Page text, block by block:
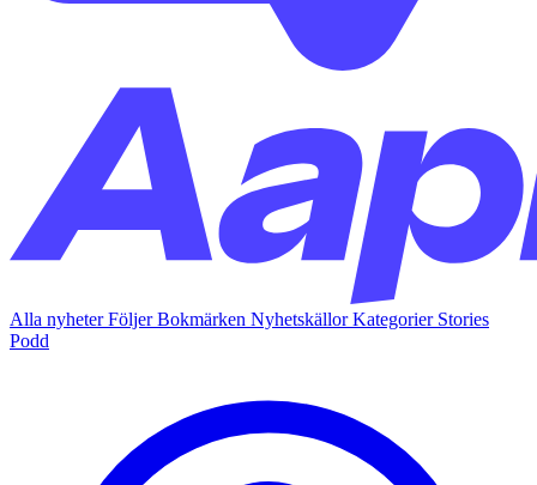
Alla nyheterFöljerBokmärken NyhetskällorKategorier Stories
Podd